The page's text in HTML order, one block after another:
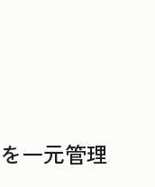
一元管理